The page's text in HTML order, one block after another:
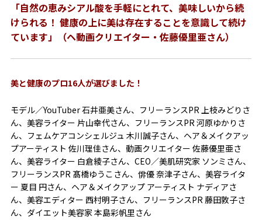
「自然の恵みシアル酸を手軽にとれて、美味しいから続
けられる！ 健康の上に美は存在することを意識して続け
ています」（ヘ動画クリエイター・佐藤優里亜さん）
美と健康のプロ16人が選びました！
モデル／YouTuber石井亜美さん、 フリーランスPR上枝みどり さ
ん、 美容ライター 片山幸代さん、 フリーランスPR河原ゆかり さ
ん、 フェムケアコンシェルジュ 木川誠子さん、 ヘア＆メイクアッ
プアーティスト 佐川理佳さん、 動画クリエイター 佐藤優里亜さ
ん、 美容ライター 白倉綾子さん、 CEO／美肌研究家 ソンミ さん、
フリーランスPR 髙橋ゆうこ さん、 俳優奈津子さん、 美容ライタ
ー 夏目 円さん、 ヘア＆メイクアップ アーティスト ナディアさ
ん、 美容エディター 西村明子さん、 フリーランスPR藤田敦子さ
ん、 ダイエット美容家本島彩帆里 さん